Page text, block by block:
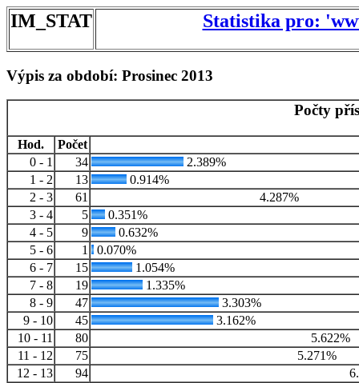
IM_STAT Statistika pro:
Výpis za období: Prosinec 2013
Počty
Hod.
Počet
0 - 1
34
2.389%
1 - 2
13
0.914%
2 - 3
61
4.287%
3 - 4
5
0.351%
4 - 5
9
0.632%
5 - 6
1
0.070%
6 - 7
15
1.054%
7 - 8
19
1.335%
8 - 9
47
3.303%
9 - 10
45
3.162%
10 - 11
80
5.622%
11 - 12
75
5.271%
12 - 13
94